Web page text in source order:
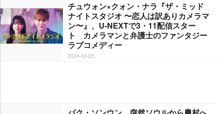
チュウォン×クォン・ナラ『ザ・ミッド
ナイトスタジオ 〜恋人は訳ありカメラマ
ン〜』、U-NEXTで3・11配信スター
ト カメラマンと弁護士のファンタジー
ラブコメディー
2024-02-22